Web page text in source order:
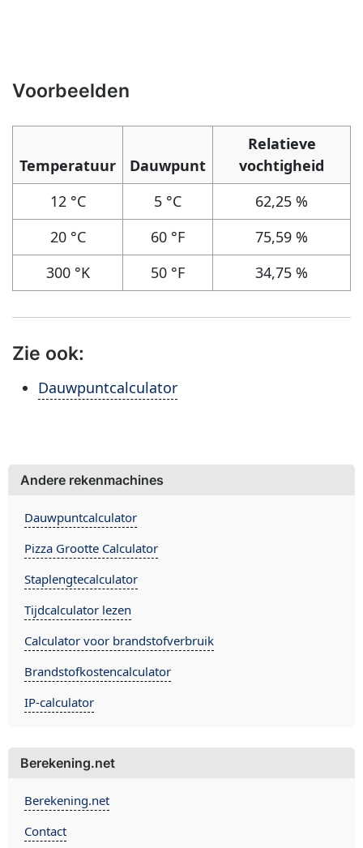
Voorbeelden
Temperatuur Dauwpunt
Relatieve
vochtigheid
12 °C
5 °C
62,25 %
20 °C
60 °F
75,59 %
300 °K
50 °F 34,75 %
Zie ook:
Dauwpuntcalculator
Andere rekenmachines
Dauwpuntcalculator
Pizza Grootte Calculator
Staplengtecalculator
Tijdcalculator lezen
Calculator voor brandstofverbruik
Brandstofkostencalculator
IP-calculator
Berekening.net
Berekening.net
Contact